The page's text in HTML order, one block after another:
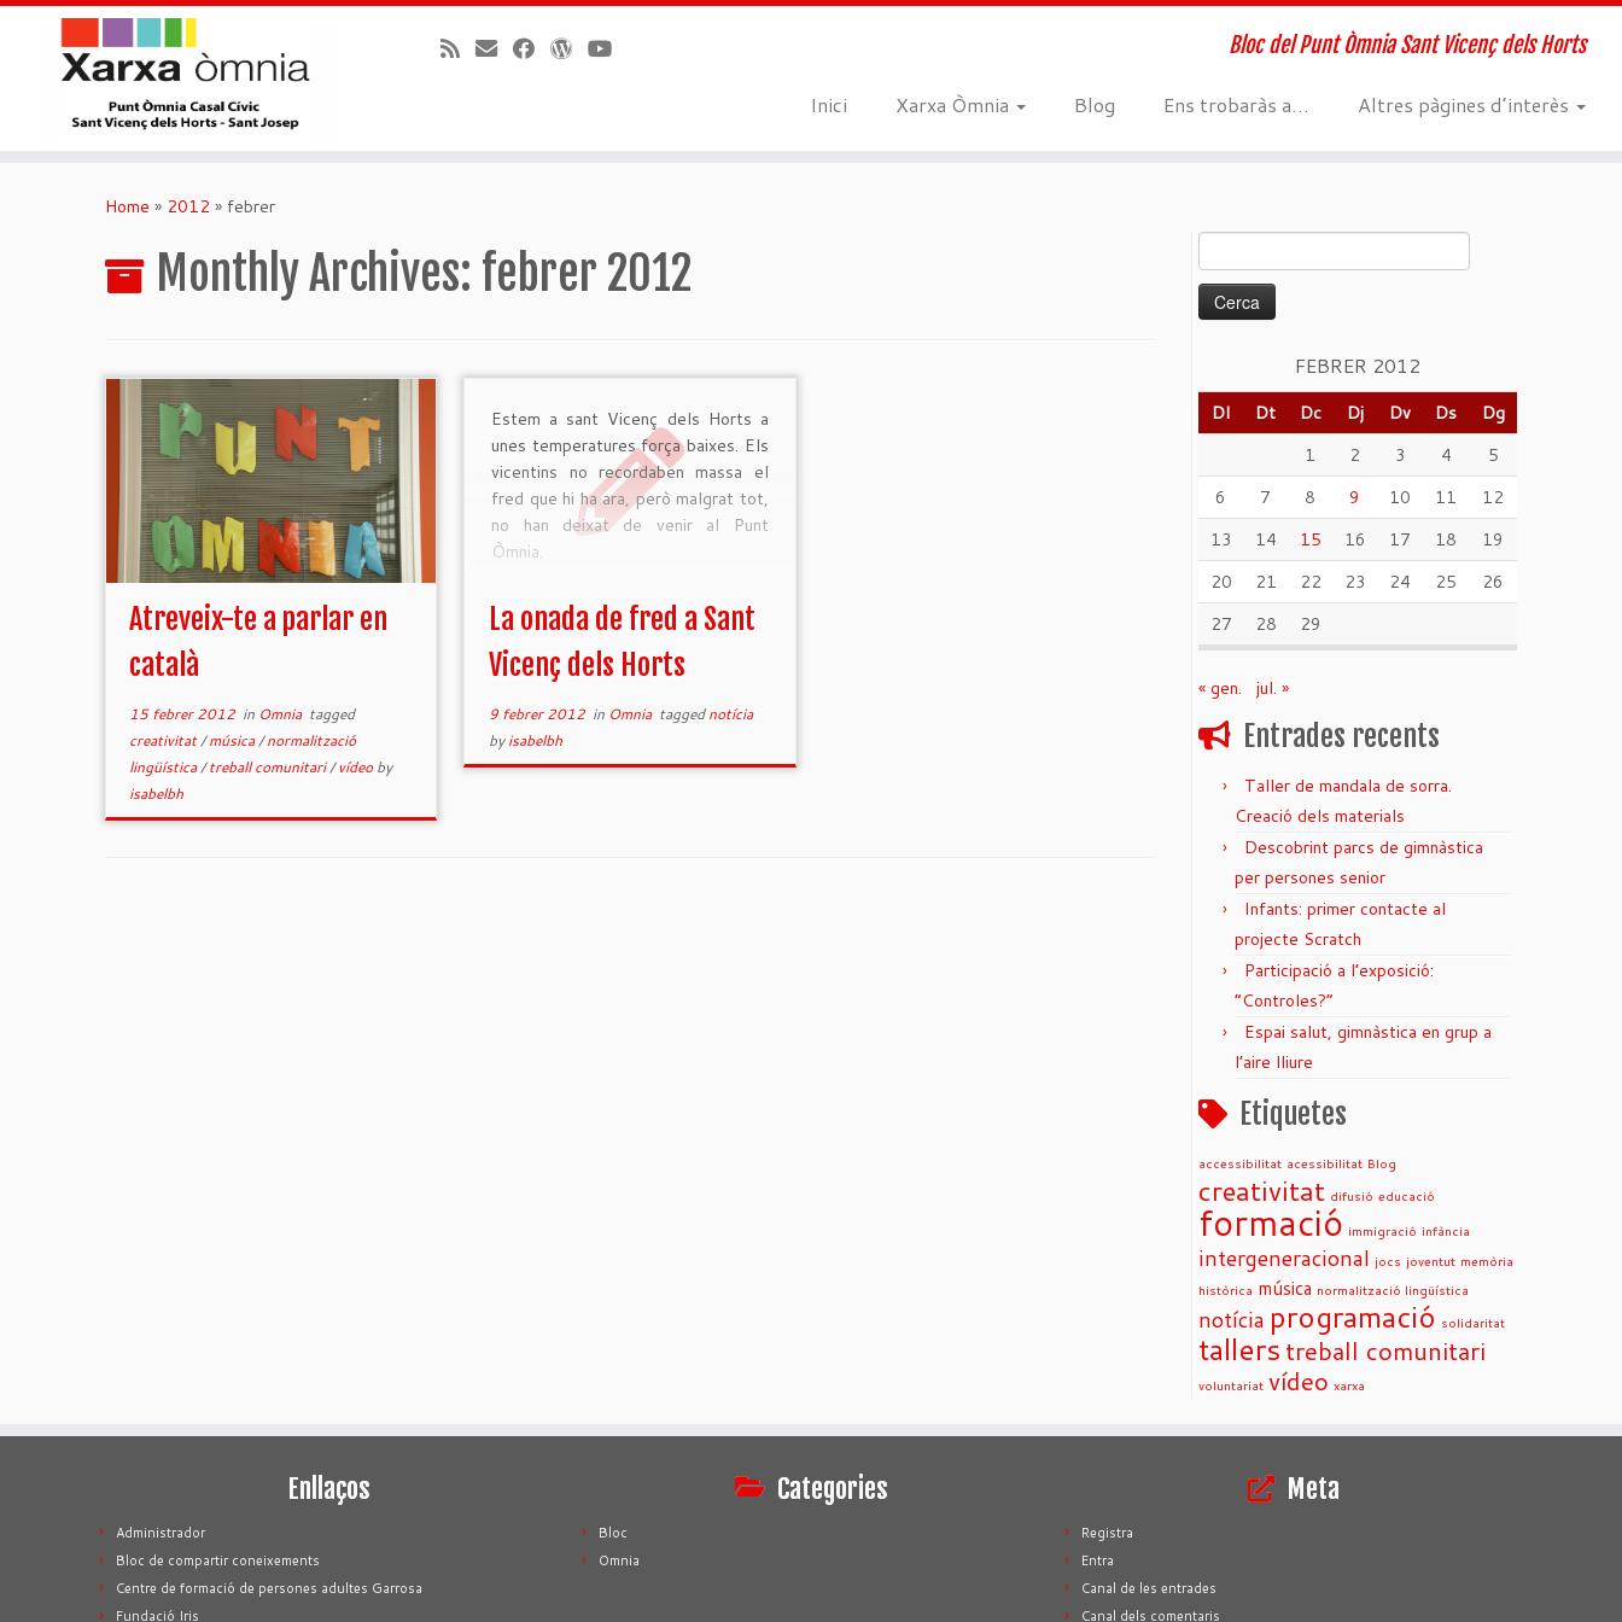
Bloc del Punt Òmnia Sant Vicenç dels Horts
Inici Xarxa Òmnia Blog Ens trobaràs a… Altres pàgines d’interès
Home » 2012 » febrer
Monthly Archives: febrer 2012
Atreveix-te a parlar en
català
15 febrer 2012 in Omnia tagged
creativitat/música/normalització
lingüística/treball comunitari/vídeoby
isabelbh
Estem a sant Vicenç dels Horts a
unes temperatures força baixes. Els
vicentins no recordaben massa el
fred que hi ha ara, però malgrat tot,
no han deixat de venir al Punt
Òmnia.
La onada de fred a Sant
Vicenç dels Horts
9 febrer 2012in Omnia taggednotícia
byisabelbh
FEBRER 2012
Dl Dt Dc Dj Dv Ds
Dg
1
2 3 4
5
6
7 8 9 10 11
12
13
14 15 16 17 18
19
20
21 22 23 24 25
26
27
28 29
« gen. jul. »
Entrades recents
Taller de mandala de sorra.
Creació dels materials
Descobrint parcs de gimnàstica
per persones senior
Infants: primer contacte al
projecte Scratch
Participació a l’exposició:
“Controles?”
Espai salut, gimnàstica en grup a
l’aire lliure
Etiquetes
accessibilitat acessibilitat Blog
creativitat difusió educació
formació immigració infància
intergeneracional jocs joventut memòria
històrica música normalització lingüística
notícia programació solidaritat
tallers treball comunitari
voluntariat vídeo xarxa
Enllaços
Administrador
Bloc de compartir coneixements
Centre de formació de persones adultes Garrosa
Fundació Iris
Categories
Bloc
Omnia
Meta
Registra
Entra
Canal de les entrades
Canal dels comentaris